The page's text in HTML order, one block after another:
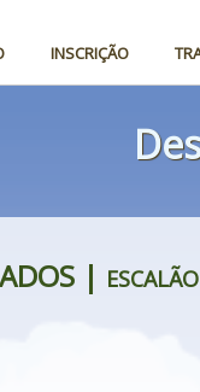
INSCRIÇÃO
|